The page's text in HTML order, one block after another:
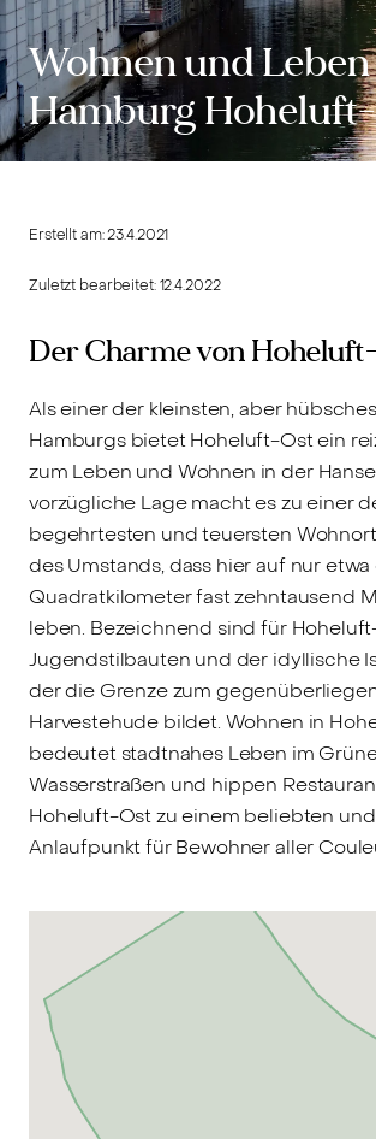
Wohnen und
Hamburg
Erstellt am:23.4.2021
Zuletzt bearbeitet:12.4.2022
Der Charme von
Als einer der kleinsten, aber
Hamburgs bietet Hoheluft-Ost ein
zum Leben und Wohnen in der
vorzügliche Lage macht es zu einer
begehrtesten und teuersten
des Umstands, dass hier auf nur
Quadratkilometer fast zehntausend
leben. Bezeichnend sind für
Jugendstilbauten und der idyllische
der die Grenze zum
Harvestehude bildet. Wohnen in
bedeutet stadtnahes Leben im
Wasserstraßen und hippen
Hoheluft-Ost zu einem beliebten
Anlaufpunkt für Bewohner aller